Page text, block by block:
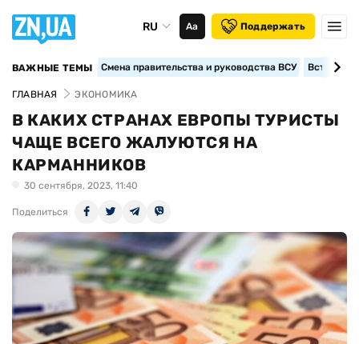
RU Аа Поддержать
ВАЖНЫЕ ТЕМЫ Смена правительства и руководства ВСУ
ГЛАВНАЯ ЭКОНОМИКА
В КАКИХ СТРАНАХ ЕВРОПЫ ТУРИСТЫ
ЧАЩЕ ВСЕГО ЖАЛУЮТСЯ НА
КАРМАННИКОВ
30 сентября, 2023, 11:40
Поделиться